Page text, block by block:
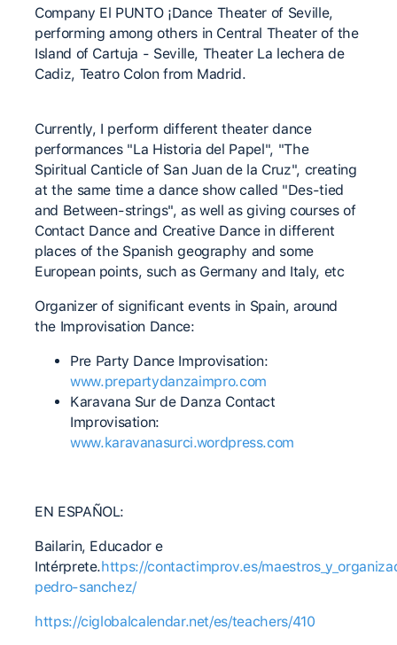
Company El PUNTO ¡Dance Theater of Seville,
performing among others in Central Theater of the
Island of Cartuja - Seville, Theater La lechera de
Cadiz, Teatro Colon from Madrid.
Currently, I perform different theater dance
performances "La Historia del Papel", "The
Spiritual Canticle of San Juan de la Cruz", creating
at the same time a dance show called "Des-tied
and Between-strings", as well as giving courses of
Contact Dance and Creative Dance in different
places of the Spanish geography and some
European points, such as Germany and Italy, etc
Organizer of significant events in Spain, around
the Improvisation Dance:
Pre Party Dance Improvisation:
www.prepartydanzaimpro.com
Karavana Sur de Danza Contact
Improvisation:
www.karavanasurci.wordpress.com
EN ESPAÑOL:
Bailarin, Educador e
Intérprete.https://contactimprov.es/
pedro-sanchez/
https://ciglobalcalendar.net/es/teachers/410